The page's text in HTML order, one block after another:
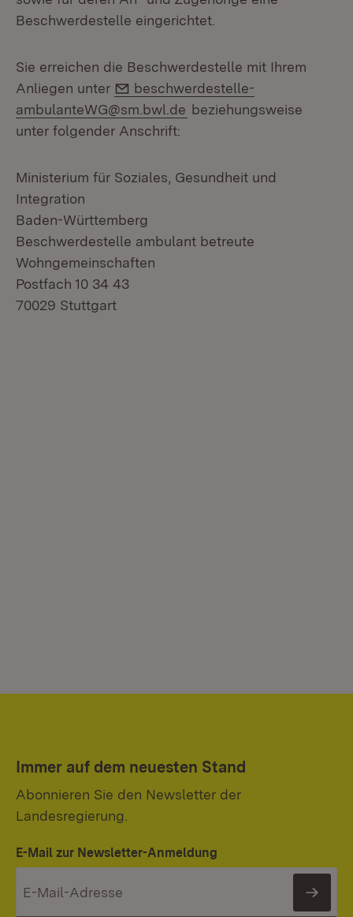
Beschwerdestelle eingerichtet.
Sie erreichen die Beschwerdestelle mit Ihrem
Anliegen unter
E-Mail:
beschwerdestelle-
ambulanteWG@sm.bwl.de beziehungsweise
unter folgender Anschrift:
Ministerium für Soziales, Gesundheit und
Integration
Baden-Württemberg
Beschwerdestelle ambulant betreute
Wohngemeinschaften
Postfach 10 34 43
70029 Stuttgart
Immer auf dem neuesten Stand
Abonnieren Sie den Newsletter der
Landesregierung.
E-Mail zur Newsletter-Anmeldung